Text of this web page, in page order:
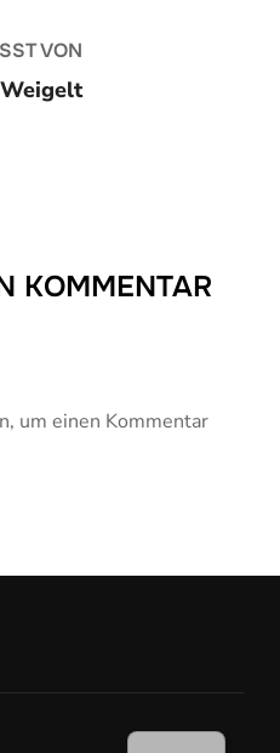
VON
KOMMENTAR
um einen Kommentar